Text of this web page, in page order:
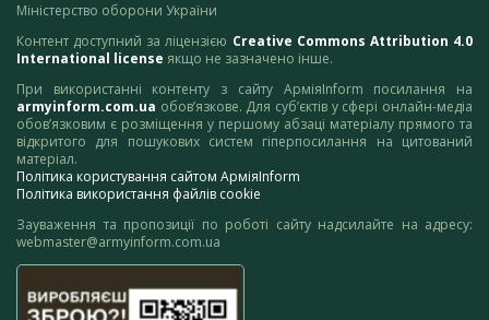
Міністерство оборони України
Контент доступний за ліцензією Creative Commons Attribution 4.0
International license якщо не зазначено інше.
При використанні контенту з сайту АрміяInform посилання на
armyinform.com.ua обов’язкове. Для суб’єктів у сфері онлайн-медіа
обов’язковим є розміщення у першому абзаці матеріалу прямого та
відкритого для пошукових систем гіперпосилання на цитований
матеріал.
Політика користування сайтом АрміяInform
Політика використання файлів cookie
Зауваження та пропозиції по роботі сайту надсилайте на адресу:
webmaster@armyinform.com.ua